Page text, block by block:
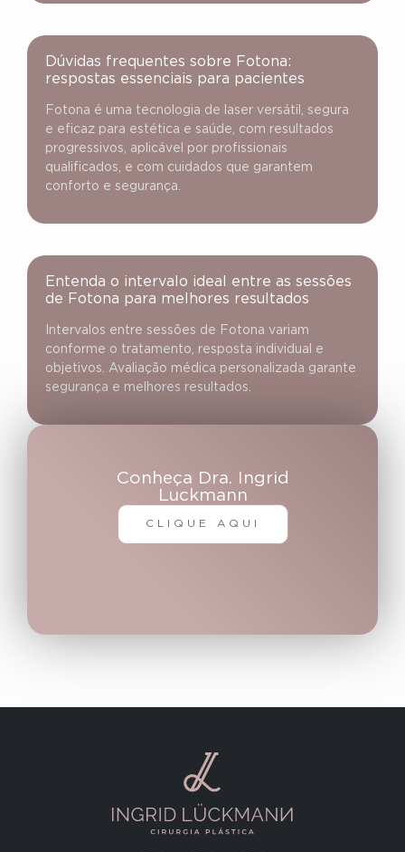
Dúvidas frequentes sobre Fotona:
respostas essenciais para pacientes
Fotona é uma tecnologia de laser versátil, segura
e eficaz para estética e saúde, com resultados
progressivos, aplicável por profissionais
qualificados, e com cuidados que garantem
conforto e segurança.
Entenda o intervalo ideal entre as sessões
de Fotona para melhores resultados
Intervalos entre sessões de Fotona variam
conforme o tratamento, resposta individual e
objetivos. Avaliação médica personalizada garante
segurança e melhores resultados.
Conheça Dra. Ingrid
Luckmann
CLIQUE AQUI